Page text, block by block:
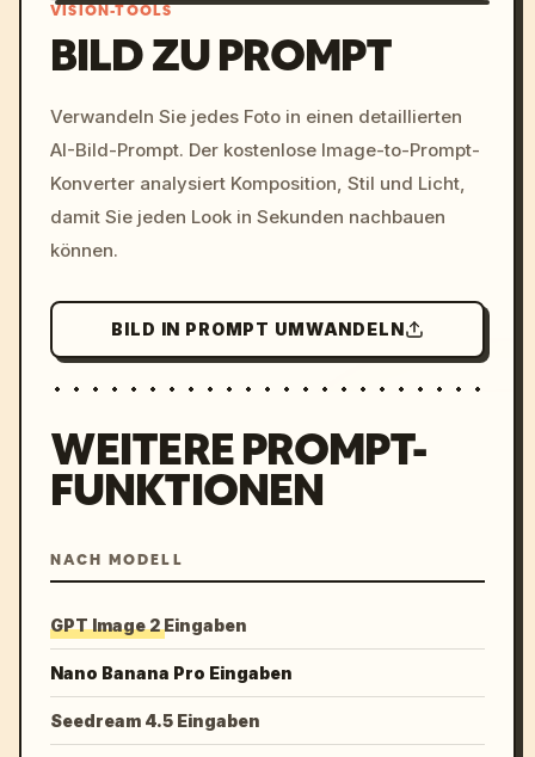
c, cyberpunk sunset, neon
colors, 8k --v 6.0
VISION-TOOLS
BILD ZU PROMPT
Verwandeln Sie jedes Foto in einen detaillierten
AI-Bild-Prompt. Der kostenlose Image-to-Prompt-
Konverter analysiert Komposition, Stil und Licht,
damit Sie jeden Look in Sekunden nachbauen
können.
BILD IN PROMPT UMWANDELN
WEITERE PROMPT-
FUNKTIONEN
NACH MODELL
GPT Image 2 Eingaben
Nano Banana Pro Eingaben
Seedream 4.5 Eingaben